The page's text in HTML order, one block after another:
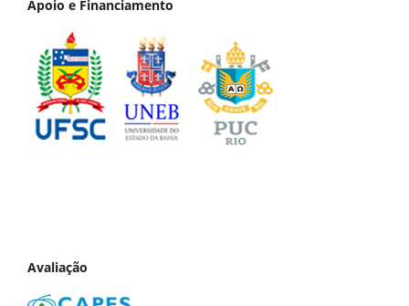
Apoio e Financiamento
Avaliação